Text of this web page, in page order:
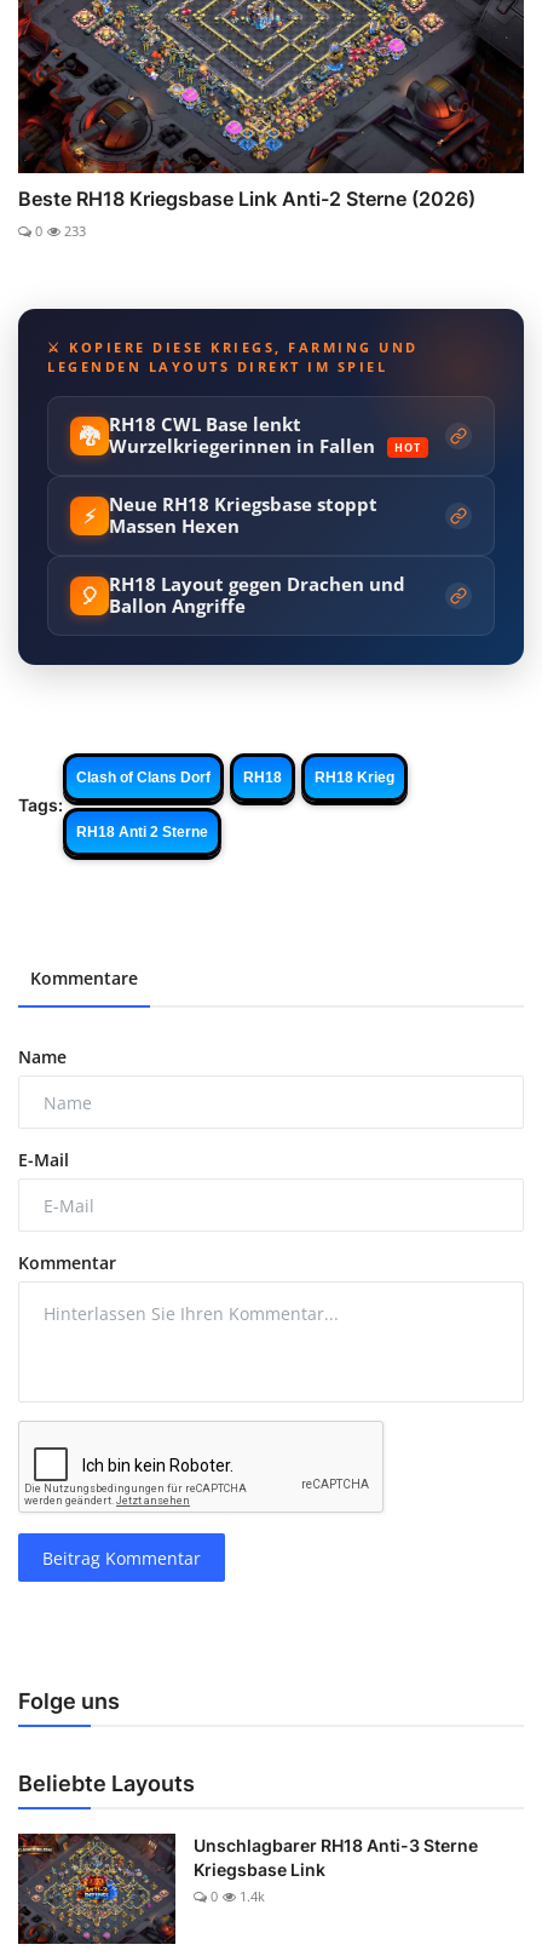
Beste RH18 Kriegsbase Link Anti-2 Sterne (2026)
0 233
⚔️ KOPIERE DIESE KRIEGS, FARMING UND
LEGENDEN LAYOUTS DIREKT IM SPIEL
🐉 RH18 CWL Base lenkt
Wurzelkriegerinnen in Fallen
HOT
⚡ Neue RH18 Kriegsbase stoppt
Massen Hexen
🎈 RH18 Layout gegen Drachen und
Ballon Angriffe
Tags:
Clash of Clans Dorf RH18 RH18 Krieg
RH18 Anti 2 Sterne
Kommentare
Name
E-Mail
Kommentar
Beitrag Kommentar
Folge uns
Beliebte Layouts
Unschlagbarer RH18 Anti-3 Sterne
Kriegsbase Link
0 1.4k